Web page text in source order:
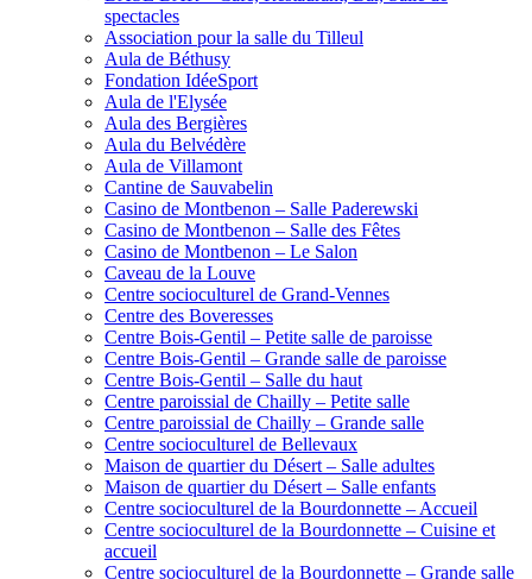
spectacles
Association pour la salle du Tilleul
Aula de Béthusy
Fondation IdéeSport
Aula de l'Elysée
Aula des Bergières
Aula du Belvédère
Aula de Villamont
Cantine de Sauvabelin
Casino de Montbenon – Salle Paderewski
Casino de Montbenon – Salle des Fêtes
Casino de Montbenon – Le Salon
Caveau de la Louve
Centre socioculturel de Grand-Vennes
Centre des Boveresses
Centre Bois-Gentil – Petite salle de paroisse
Centre Bois-Gentil – Grande salle de paroisse
Centre Bois-Gentil – Salle du haut
Centre paroissial de Chailly – Petite salle
Centre paroissial de Chailly – Grande salle
Centre socioculturel de Bellevaux
Maison de quartier du Désert – Salle adultes
Maison de quartier du Désert – Salle enfants
Centre socioculturel de la Bourdonnette – Accueil
Centre socioculturel de la Bourdonnette – Cuisine et
accueil
Centre socioculturel de la Bourdonnette – Grande salle